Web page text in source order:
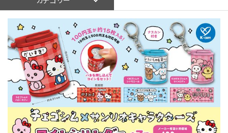
ログイン 会員登録
入荷スケジュールをチェック
カプセルトイマシン本体
カプセルトイ